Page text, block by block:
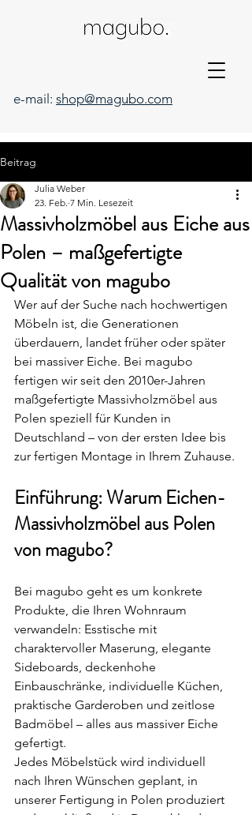
e-mail: shop@magubo.com
Beitrag
Massivholzmöbel aus Eiche aus
Polen – maßgefertigte
Qualität von magubo
Julia Weber
23. Feb. 7 Min. Lesezeit
Wer auf der Suche nach hochwertigen
Möbeln ist, die Generationen
überdauern, landet früher oder später
bei massiver Eiche. Bei magubo
fertigen wir seit den 2010er-Jahren
maßgefertigte Massivholzmöbel aus
Polen speziell für Kunden in
Deutschland – von der ersten Idee bis
zur fertigen Montage in Ihrem Zuhause.
Einführung: Warum Eichen-
Massivholzmöbel aus Polen
von magubo?
Bei magubo geht es um konkrete
Produkte, die Ihren Wohnraum
verwandeln: Esstische mit
charaktervoller Maserung, elegante
Sideboards, deckenhohe
Einbauschränke, individuelle Küchen,
praktische Garderoben und zeitlose
Badmöbel – alles aus massiver Eiche
gefertigt.
Jedes Möbelstück wird individuell
nach Ihren Wünschen geplant, in
unserer Fertigung in Polen produziert